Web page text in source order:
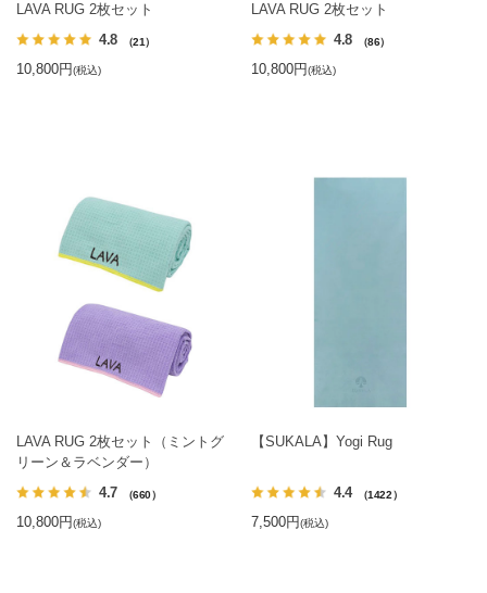
LAVA RUG 2枚セット
4.8 （21）
10,800円(税込)
LAVA RUG 2枚セット
4.8 （86）
10,800円(税込)
LAVA RUG 2枚セット（ミントグ
リーン＆ラベンダー）
4.7 （660）
10,800円(税込)
【SUKALA】Yogi Rug
4.4 （1422）
7,500円(税込)